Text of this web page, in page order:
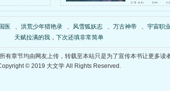
经的一切
国医 、 洪荒少年猎艳录 、 风雪狐妖志 、 万古神帝 、 宇宙职
天赋拉满的我，下次还填非常简单
有章节均由网友上传，转载至本站只是为了宣传本书让更多读
© 2019 大文学 All Rights Reserved.